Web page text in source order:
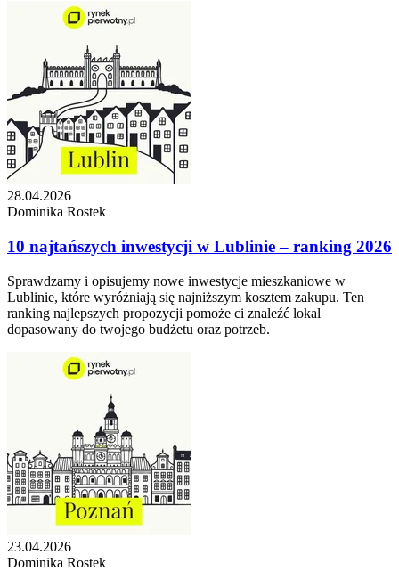
28.04.2026
Dominika Rostek
10 najtańszych inwestycji w Lublinie – ranking 2026
Sprawdzamy i opisujemy nowe inwestycje mieszkaniowe w
Lublinie, które wyróżniają się najniższym kosztem zakupu. Ten
ranking najlepszych propozycji pomoże ci znaleźć lokal
dopasowany do twojego budżetu oraz potrzeb.
23.04.2026
Dominika Rostek